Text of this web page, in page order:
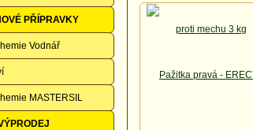
PŘÍPRAVKY
Vodnář
MASTERSIL